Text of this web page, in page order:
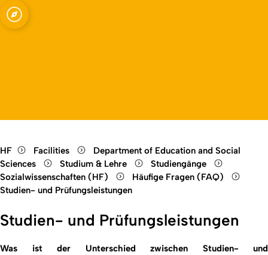
Open quicklink menu
HF Facilities
Department of Education and Social
Sciences
Studium & Lehre
Studiengänge
Sozialwissenschaften (HF)
Häufige Fragen (FAQ)
Studien- und Prüfungsleistungen
Studien- und Prüfungsleistungen
Was ist der Unterschied zwischen Studien- und